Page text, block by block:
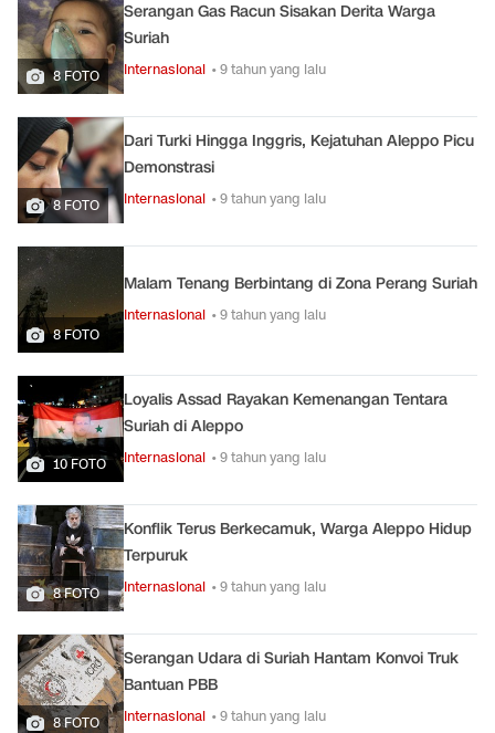
8 FOTO
Serangan Gas Racun Sisakan Derita Warga
Suriah
Internasional • 9 tahun yang lalu
8 FOTO
Dari Turki Hingga Inggris, Kejatuhan Aleppo Picu
Demonstrasi
Internasional • 9 tahun yang lalu
8 FOTO
Malam Tenang Berbintang di Zona Perang Suriah
Internasional • 9 tahun yang lalu
10 FOTO
Loyalis Assad Rayakan Kemenangan Tentara
Suriah di Aleppo
Internasional • 9 tahun yang lalu
8 FOTO
Konflik Terus Berkecamuk, Warga Aleppo Hidup
Terpuruk
Internasional • 9 tahun yang lalu
8 FOTO
Serangan Udara di Suriah Hantam Konvoi Truk
Bantuan PBB
Internasional • 9 tahun yang lalu